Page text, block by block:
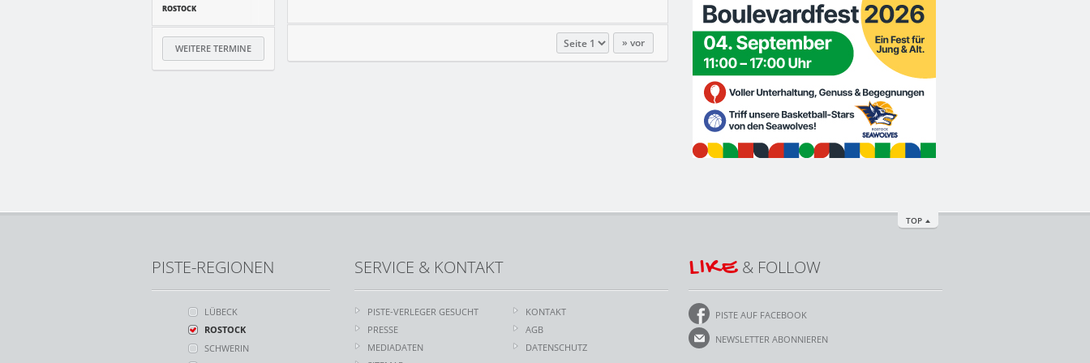
vor
ROSTOCK
WEITERE TERMINE
TOP
PISTE-REGIONEN
LÜBECK
ROSTOCK
SCHWERIN
SERVICE & KONTAKT
PISTE-VERLEGER GESUCHT
PRESSE
MEDIADATEN
KONTAKT
AGB
DATENSCHUTZ
LIKE& FOLLOW
PISTE AUF FACEBOOK
NEWSLETTER ABONNIEREN